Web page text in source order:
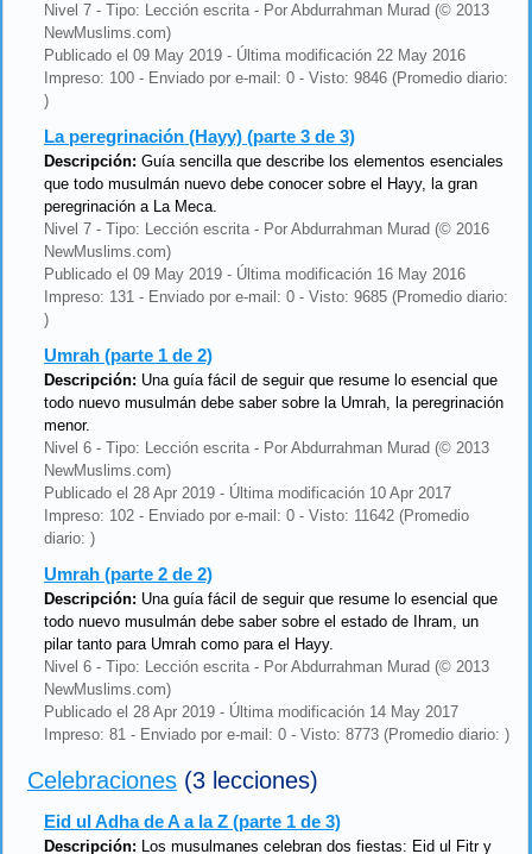
Nivel 7 - Tipo: Lección escrita - Por Abdurrahman Murad (© 2013
NewMuslims.com)
Publicado el 09 May 2019 - Última modificación 22 May 2016
Impreso: 100 - Enviado por e-mail: 0 - Visto: 9846 (Promedio diario:
)
La peregrinación (Hayy) (parte 3 de 3)
Descripción: Guía sencilla que describe los elementos esenciales
que todo musulmán nuevo debe conocer sobre el Hayy, la gran
peregrinación a La Meca.
Nivel 7 - Tipo: Lección escrita - Por Abdurrahman Murad (© 2016
NewMuslims.com)
Publicado el 09 May 2019 - Última modificación 16 May 2016
Impreso: 131 - Enviado por e-mail: 0 - Visto: 9685 (Promedio diario:
)
Umrah (parte 1 de 2)
Descripción: Una guía fácil de seguir que resume lo esencial que
todo nuevo musulmán debe saber sobre la Umrah, la peregrinación
menor.
Nivel 6 - Tipo: Lección escrita - Por Abdurrahman Murad (© 2013
NewMuslims.com)
Publicado el 28 Apr 2019 - Última modificación 10 Apr 2017
Impreso: 102 - Enviado por e-mail: 0 - Visto: 11642 (Promedio
diario: )
Umrah (parte 2 de 2)
Descripción: Una guía fácil de seguir que resume lo esencial que
todo nuevo musulmán debe saber sobre el estado de Ihram, un
pilar tanto para Umrah como para el Hayy.
Nivel 6 - Tipo: Lección escrita - Por Abdurrahman Murad (© 2013
NewMuslims.com)
Publicado el 28 Apr 2019 - Última modificación 14 May 2017
Impreso: 81 - Enviado por e-mail: 0 - Visto: 8773 (Promedio diario: )
Celebraciones (3 lecciones)
Eid ul Adha de A a la Z (parte 1 de 3)
Descripción: Los musulmanes celebran dos fiestas: Eid ul Fitr y